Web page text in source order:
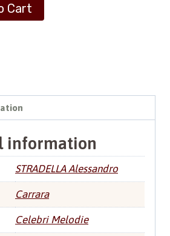
Cart
information
STRADELLA Alessandro
Carrara
Celebri Melodie